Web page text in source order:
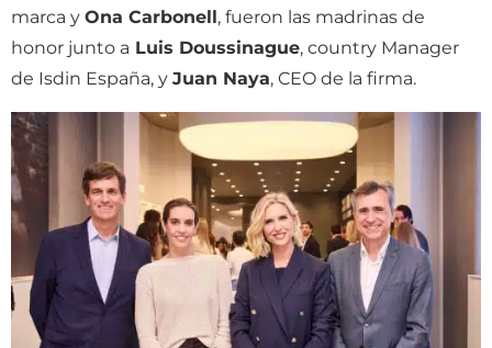
marca y Ona Carbonell, fueron las madrinas de
honor junto a Luis Doussinague, country Manager
de Isdin España, y Juan Naya, CEO de la firma.